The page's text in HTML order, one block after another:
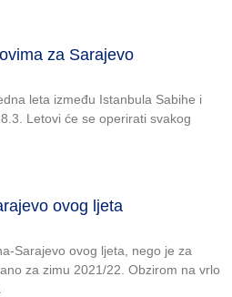
za Sarajevo
leta između Istanbula Sabihe i
Letovi će se operirati svakog
ovog ljeta
Sarajevo ovog ljeta, nego je za
za zimu 2021/22. Obzirom na vrlo